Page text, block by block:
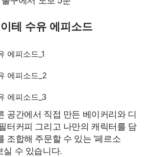
테 수유 에피소드
공간에서 직접 만든 베이커리와 디
터커피 그리고 나만의 캐릭터를 담
조합해 주문할 수 있는 '페르소
실 수 있습니다.